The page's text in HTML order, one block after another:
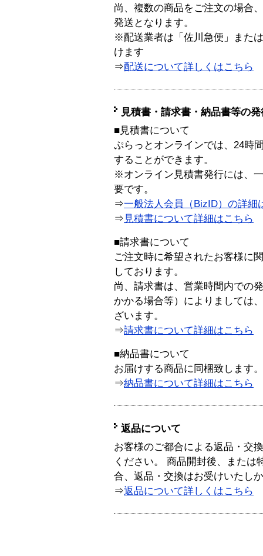
尚、複数の商品をご注文の場合
発送となります。
※配送業者は「佐川急便」また
けます
⇒配送について詳しくはこちら
見積書・請求書・納品書等の
■見積書について
ぷらっとオンラインでは、24時
することができます。
※オンライン見積書発行には、
要です。
⇒一般法人会員（BizID）の詳細
⇒ 見積書について詳細はこちら
■請求書について
ご注文時に希望されたお客様に
しております。
尚、請求書は、営業時間内での
かかる場合等）によりましては
ざいます。
⇒請求書について詳細はこちら
■納品書について
お届けする商品に同梱致します。
⇒納品書について詳細はこちら
返品について
お客様のご都合による返品・交
ください。 商品開封後、または
合、返品・交換はお受けいたし
⇒返品について詳しくはこちら